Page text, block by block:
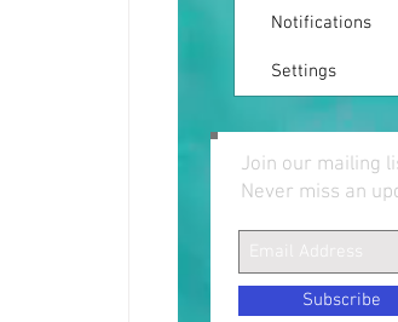
Notifications
Settings
Join our mailing
Never miss an
Subscribe